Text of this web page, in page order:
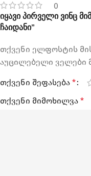
0
იყავი პირველი ვინც
ჩაიდანი”
თქვენი ელფოსტის
აუცილებელი ველები
თქვენი შეფასება *
თქვენი მიმოხილვა *